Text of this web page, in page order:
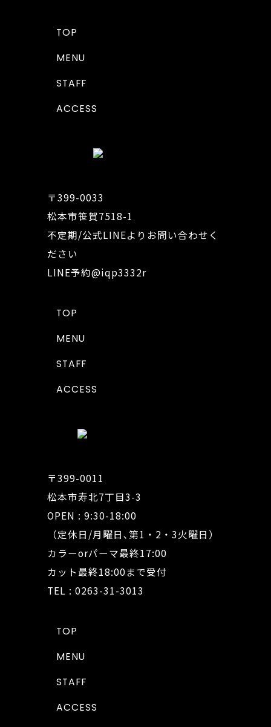
TOP
MENU
STAFF
ACCESS
〒399-0033
松本市笹賀7518-1
不定期/公式LINEよりお問い合わせく
ださい
LINE予約@iqp3332r
TOP
MENU
STAFF
ACCESS
〒399-0011
松本市寿北7丁目3-3
OPEN : 9:30-18:00
（定休日/月曜日､第1・2・3火曜日）
カラーorパーマ最終17:00
カット最終18:00まで受付
TEL : 0263-31-3013
TOP
MENU
STAFF
ACCESS